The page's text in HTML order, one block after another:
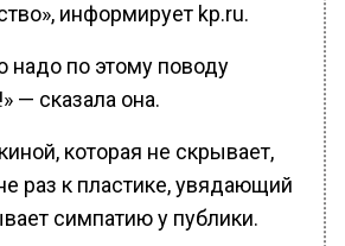
информирует kp.ru.
надо по этому поводу
— сказала она.
которая не скрывает,
раз к пластике, увядающий
симпатию у публики.